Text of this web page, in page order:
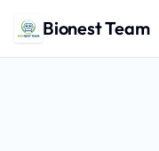
Bionest Team